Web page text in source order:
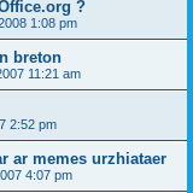
?
1:08 pm
breton
11:21 am
2:52 pm
ar memes urzhiataer
4:07 pm